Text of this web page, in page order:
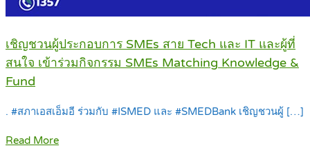
เชิญชวนผู้ประกอบการ SMEs สาย Tech และ IT และผู้ที่
สนใจ เข้าร่วมกิจกรรม SMEs Matching Knowledge &
Fund
. #สภาเอสเอ็มอี ร่วมกับ #ISMED และ #SMEDBank เชิญชวนผู้ […]
Read More